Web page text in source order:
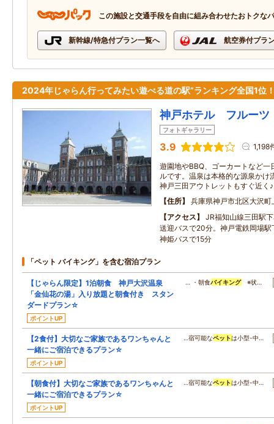
この施設と交通手段を自由に組み合わせたおトクな
新幹線/特急付プラン一覧へ 航空券付プラ
2024年じゃらん行ってみたい遊べる道の駅”ランキング全国1
神戸ホテル フルーツ
フォトギャラリー
3.9 1,198
遊園地やBBQ、ゴーカートなど一
ルです。温泉は本格的な源泉か
神戸三田アウトレットもすぐ近く♪
住所
兵庫県神戸市北区大沢
アクセス
JR福知山線三田駅
送迎バスで20分。神戸電鉄岡場駅
神姫バスで15分
「ペット バイキング」を含む宿泊プラン
【じゃらん限定】1泊朝食 神戸大沢温泉
「金仙花の湯」入り放題と朝食付き スタン
ダードプラン☆
ポイントUP
… ・朝食バイキング※状…
【2食付】大切なご家族であるワンちゃんと
一緒にご宿泊できるプラン☆
ポイントUP
…宿可能なペットは小型-中…
【朝食付】大切なご家族であるワンちゃんと
一緒にご宿泊できるプラン☆
ポイントUP
…宿可能なペットは小型-中…